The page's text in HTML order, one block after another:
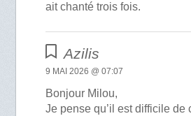
ait chanté trois fois.
Azilis
9 MAI 2026 @ 07:07
Bonjour Milou,
Je pense qu’il est difficile de